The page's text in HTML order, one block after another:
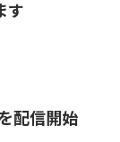
す
配信開始